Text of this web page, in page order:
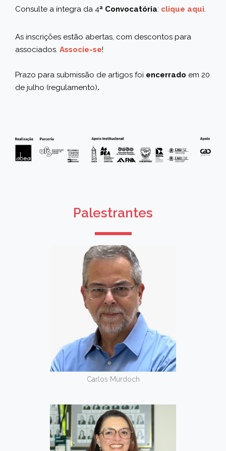
Consulte a íntegra da 4ª Convocatória: clique aqui.
As inscrições estão abertas, com descontos para
associados. Associe-se!
Prazo para submissão de artigos foi encerrado em 20
de julho (regulamento).
Palestrantes
Carlos Murdoch